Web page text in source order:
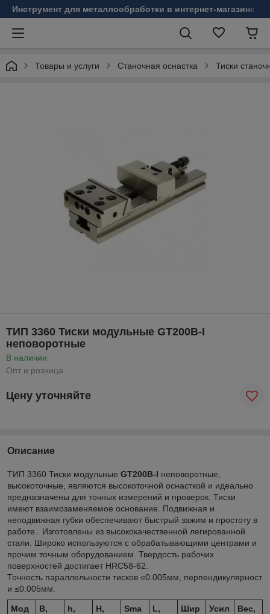
Инструмент для металлообработки в интернет-магазине
Товары и услуги Станочная оснастка Тиски
ТИП 3360 Тиски модульные GT200B-I
неповоротные
В наличии
Опт и розница
Цену уточняйте
Описание
ТИП 3360 Тиски модульные GT200B-I неповоротные,
высокоточные,
являются высокоточной оснасткой и идеально
предназначены для точных измерений и проверок. Тиски
имеют взаимозаменяемое основание. Подвижная и
неподвижная губки обеспечивают быстрый зажим и простоту в
работе.. Изготовлены из высококачественной легированной
стали. Широко используются с обрабатывающими центрами и
прочим точным оборудованием. Твердость рабочих
поверхностей достигает HRC58-62.
Точность параллельности тисков ≤0.005мм, перпендикулярност
и ≤0.005мм.
Мод
B,
h,
H,
Sma
L,
Шир
Усил
Вес,